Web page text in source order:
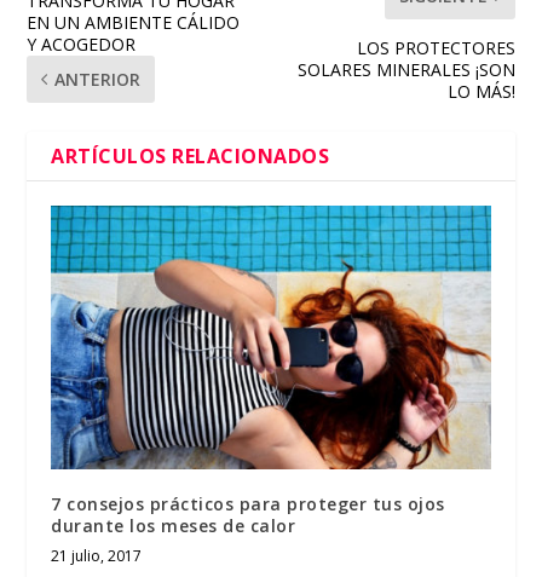
EN UN AMBIENTE CÁLIDO
Y ACOGEDOR
ANTERIOR
LOS PROTECTORES
SOLARES MINERALES ¡SON
LO MÁS!
ARTÍCULOS RELACIONADOS
7 consejos prácticos para proteger tus ojos
durante los meses de calor
21 julio, 2017